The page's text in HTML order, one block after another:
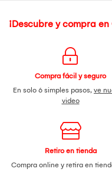
¡Descubre y compra
Compra fácil y seguro
En solo 6 simples pasos, ve
video
Retiro en tienda
Compra online y retira en